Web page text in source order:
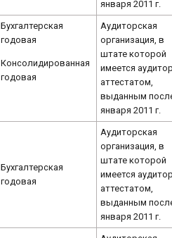
января 2011 г.
Бухгалтерская
годовая
Консолидированная
годовая
Аудиторская
организация, в
штате которой
имеется
аттестатом,
выданным
января 2011 г.
Бухгалтерская
годовая
Аудиторская
организация, в
штате которой
имеется
аттестатом,
выданным
января 2011 г.